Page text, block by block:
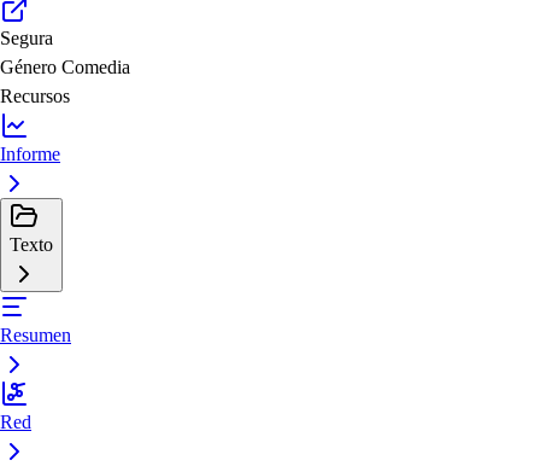
Segura
Género Comedia
Recursos
Informe
Texto
Resumen
Red